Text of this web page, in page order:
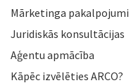
Mārketinga pakalpojumi
Juridiskās konsultācijas
Aģentu apmācība
Kāpēc izvēlēties ARCO?